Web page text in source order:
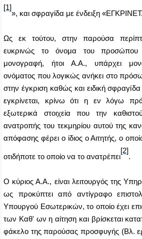
[1]
», και σφραγίδα με ένδειξη
Ως εκ τούτου, στην παρούσα
ευκρινώς το όνομα του προσώπου
μονογραφή, ήτοι Α.Α., υπάρχει
ονόματος που λογικώς ανήκει στο
στην έγκριση καθώς και ειδική
εγκρίνεται, κρίνω ότι η εν λόγω
εξωτερικά στοιχεία που την
ανατροπής του τεκμηρίου αυτού της
απόφασης φέρει ο ίδιος ο Αιτητής, ο
οτιδήποτε το οποίο να το ανατρέπει
[2]
.
Ο κύριος Α.Α., είναι λειτουργός της
ως προκύπτει από αντίγραφο
Υπουργού Εσωτερικών, το οποίο έχει
των Καθ' ων η αίτηση και βρίσκεται
φάκελο της παρούσας προσφυγής (Βλ.